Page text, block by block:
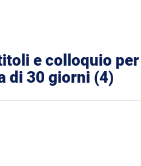
e colloquio
di 30 giorni (4)